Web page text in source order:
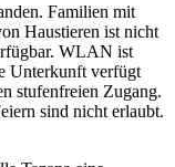
Familien mit
Haustieren ist nicht
WLAN ist
Unterkunft verfügt
stufenfreien Zugang.
sind nicht erlaubt.